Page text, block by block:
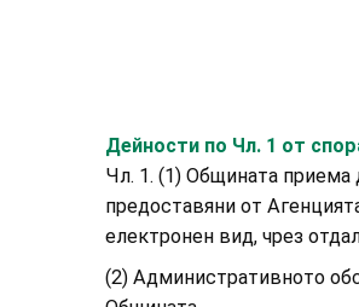
ИНЖ.
Дейности по Чл. 1 от
Чл. 1. (1) Общината приема
предоставяни от
електронен вид, чрез
(2) Административното